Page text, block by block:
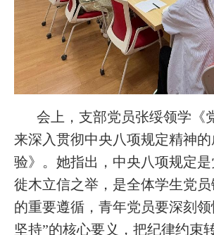
会上，支部党员张绥领学《
来深入贯彻中央八项规定精神
验》。她指出，中央八项规定
徙木立信之举，是全体学生党
的重要遵循，青年党员要深刻
坚持”的核心要义，把纪律约束